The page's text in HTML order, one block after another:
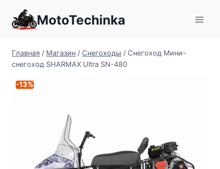
содержимому
MotoTechinka
Главная / Магазин / Снегоходы / Снегоход Мини-
снегоход SHARMAX Ultra SN-480
-13%